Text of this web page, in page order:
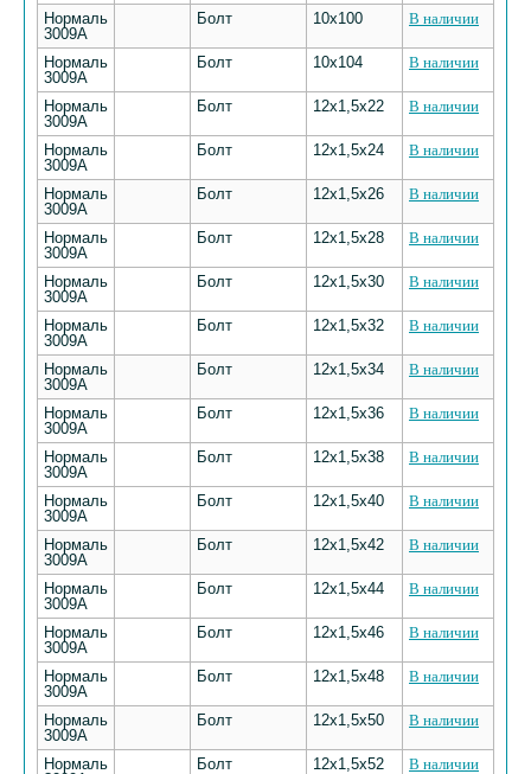
Нормаль
3009А
Болт 10х100 В наличии
Нормаль
3009А
Болт 10х104 В наличии
Нормаль
3009А
Болт 12х1,5х22 В наличии
Нормаль
3009А
Болт 12х1,5х24 В наличии
Нормаль
3009А
Болт 12х1,5х26 В наличии
Нормаль
3009А
Болт 12х1,5х28 В наличии
Нормаль
3009А
Болт 12х1,5х30 В наличии
Нормаль
3009А
Болт 12х1,5х32 В наличии
Нормаль
3009А
Болт 12х1,5х34 В наличии
Нормаль
3009А
Болт 12х1,5х36 В наличии
Нормаль
3009А
Болт 12х1,5х38 В наличии
Нормаль
3009А
Болт 12х1,5х40 В наличии
Нормаль
3009А
Болт 12х1,5х42 В наличии
Нормаль
3009А
Болт 12х1,5х44 В наличии
Нормаль
3009А
Болт 12х1,5х46 В наличии
Нормаль
3009А
Болт 12х1,5х48 В наличии
Нормаль
3009А
Болт 12х1,5х50 В наличии
Нормаль
Болт 12х1,5х52 В наличии